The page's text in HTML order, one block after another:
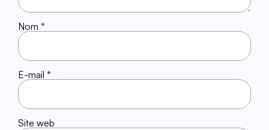
Nom *
E-mail *
Site web